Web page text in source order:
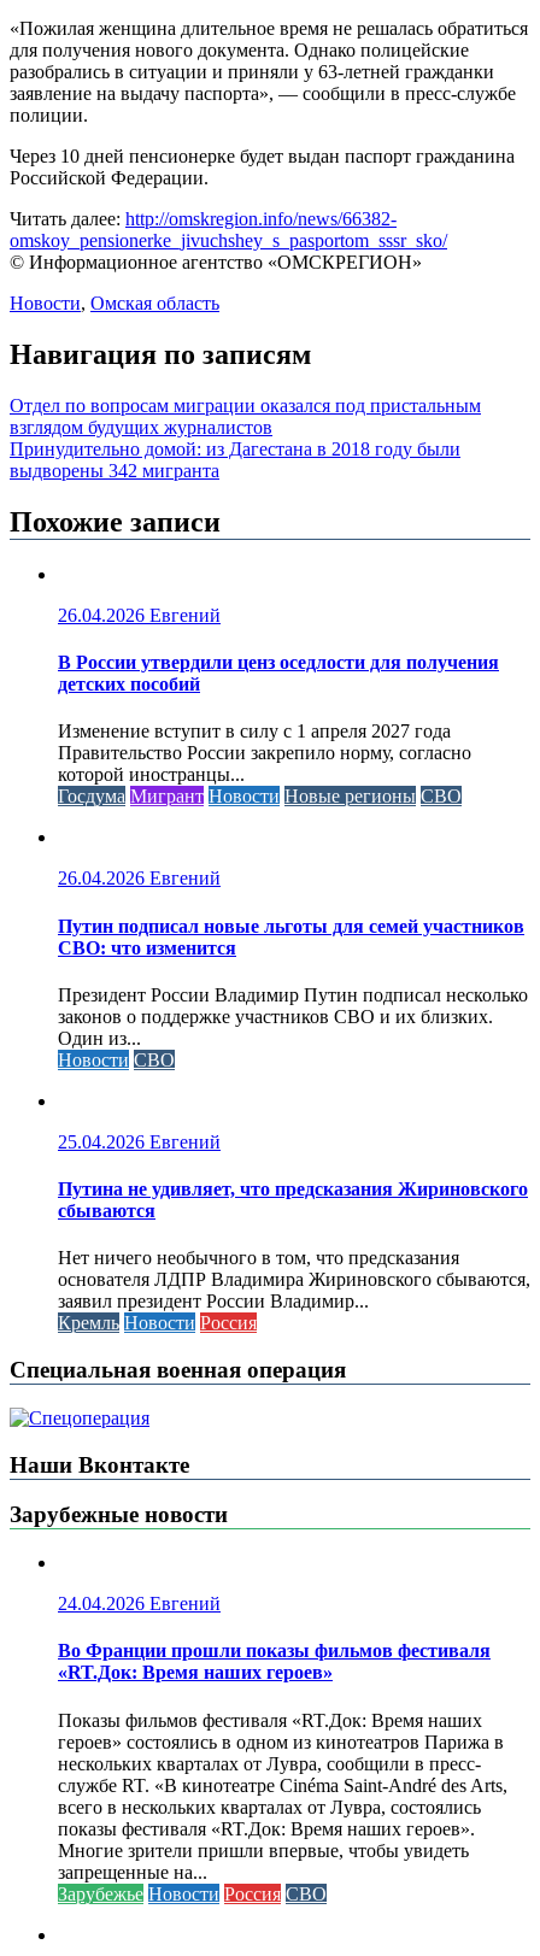
«Пожилая женщина длительное время не решалась обратиться
для получения нового документа. Однако полицейские
разобрались в ситуации и приняли у 63-летней гражданки
заявление на выдачу паспорта», — сообщили в пресс-службе
полиции.
Через 10 дней пенсионерке будет выдан паспорт гражданина
Российской Федерации.
Читать далее: http://omskregion.info/news/66382-
omskoy_pensionerke_jivuchshey_s_pasportom_sssr_sko/
© Информационное агентство «ОМСКРЕГИОН»
Новости, Омская область
Навигация по записям
Отдел по вопросам миграции оказался под пристальным
взглядом будущих журналистов
Принудительно домой: из Дагестана в 2018 году были
выдворены 342 мигранта
Похожие записи
26.04.2026 Евгений
В России утвердили ценз оседлости для получения
детских пособий
Изменение вступит в силу с 1 апреля 2027 года
Правительство России закрепило норму, согласно
которой иностранцы...
Госдума Мигрант Новости Новые регионы СВО
26.04.2026 Евгений
Путин подписал новые льготы для семей участников
СВО: что изменится
Президент России Владимир Путин подписал несколько
законов о поддержке участников СВО и их близких.
Один из...
Новости СВО
25.04.2026 Евгений
Путина не удивляет, что предсказания Жириновского
сбываются
Нет ничего необычного в том, что предсказания
основателя ЛДПР Владимира Жириновского сбываются,
заявил президент России Владимир...
Кремль Новости Россия
Специальная военная операция
Наши Вконтакте
Зарубежные новости
24.04.2026 Евгений
Во Франции прошли показы фильмов фестиваля
«RT.Док: Время наших героев»
Показы фильмов фестиваля «RT.Док: Время наших
героев» состоялись в одном из кинотеатров Парижа в
нескольких кварталах от Лувра, сообщили в пресс-
службе RT. «В кинотеатре Cinéma Saint-André des Arts,
всего в нескольких кварталах от Лувра, состоялись
показы фестиваля «RT.Док: Время наших героев».
Многие зрители пришли впервые, чтобы увидеть
запрещенные на...
Зарубежье Новости Россия СВО